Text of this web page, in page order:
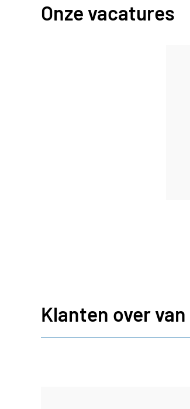
Onze vacatures
Klanten overvan